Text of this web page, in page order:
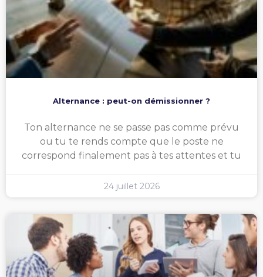
Alternance : peut-on démissionner ?
Ton alternance ne se passe pas comme prévu
ou tu te rends compte que le poste ne
correspond finalement pas à tes attentes et tu
24 juillet 2026